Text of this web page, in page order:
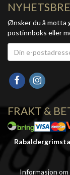
Ønsker du å motta
postinnboks eller
FRAKT &
Informasjon